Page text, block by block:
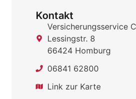
Kontakt
Versicherungsservice
Lessingstr. 8
66424 Homburg
06841 62800
Link zur Karte